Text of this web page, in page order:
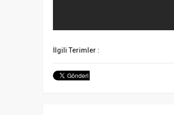
İlgili Terimler :